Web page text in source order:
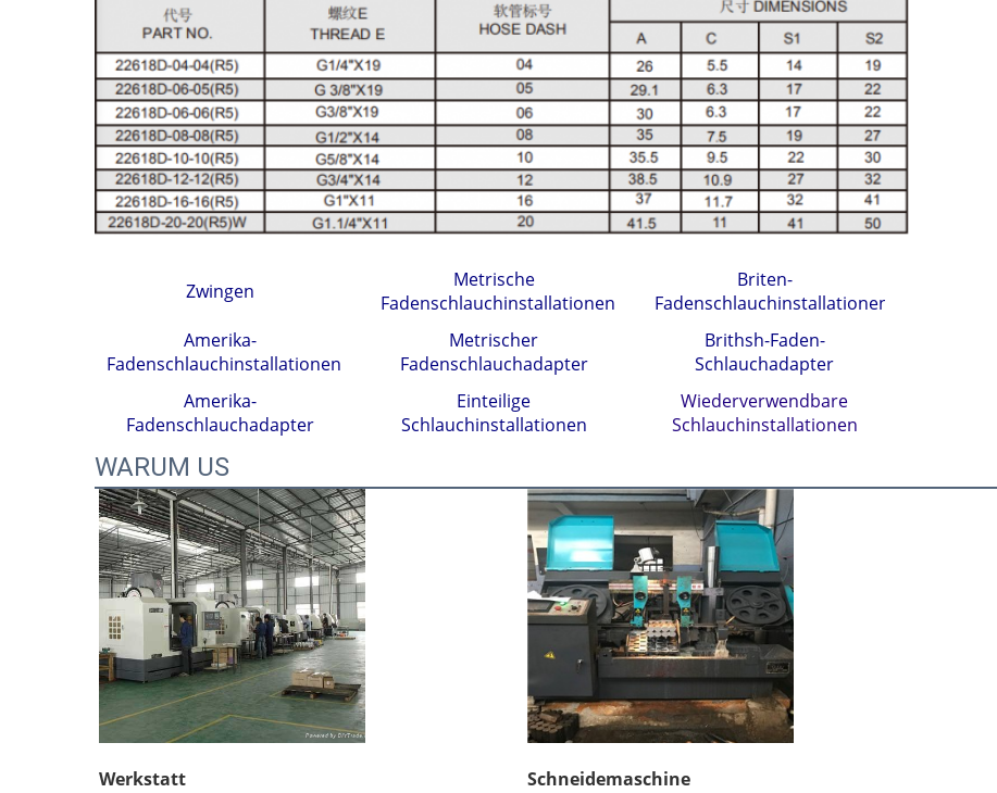
Zwingen
Metrische
Fadenschlauchinstallationen
Briten-
Fadenschlauchinstallationen
Amerika-
Fadenschlauchinstallationen
Metrischer
Fadenschlauchadapter
Brithsh-Faden-
Schlauchadapter
Amerika-
Fadenschlauchadapter
Einteilige
Schlauchinstallationen
Wiederverwendbare
Schlauchinstallationen
WARUM US
Werkstatt Schneidemaschine